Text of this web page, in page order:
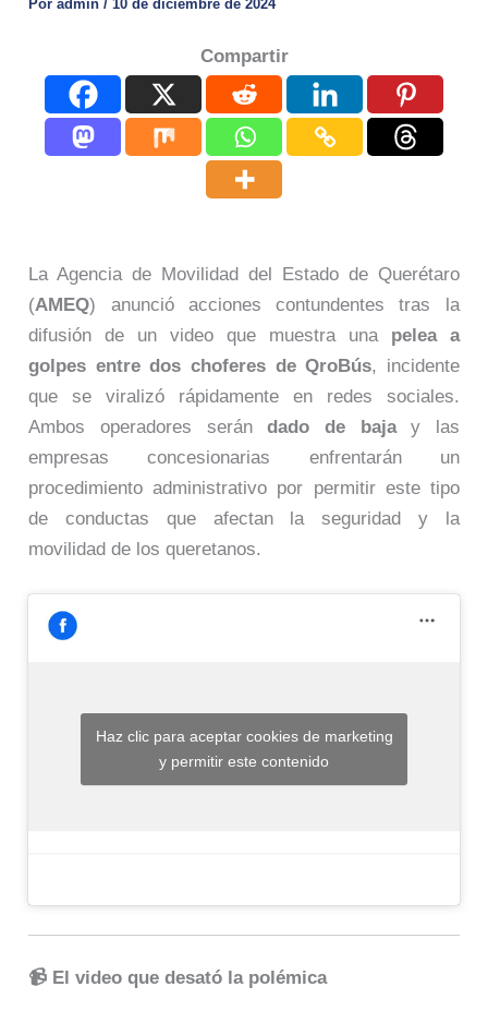
Poradmin/ 10 de diciembre de 2024
Compartir
La Agencia de Movilidad del Estado de Querétaro
(AMEQ) anunció acciones contundentes tras la
difusión de un video que muestra una pelea a
golpes entre dos choferes de QroBús, incidente
que se viralizó rápidamente en redes sociales.
Ambos operadores serándado de bajay las
empresas concesionarias enfrentarán un
procedimiento administrativo por permitir este tipo
de conductas que afectan la seguridad y la
movilidad de los queretanos.
Haz clic para aceptar cookies de marketing
y permitir este contenido
📹 El video que desató la polémica